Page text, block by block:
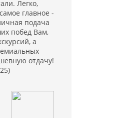
Легко,
главное -
подача
побед Вам,
а
отдачу!